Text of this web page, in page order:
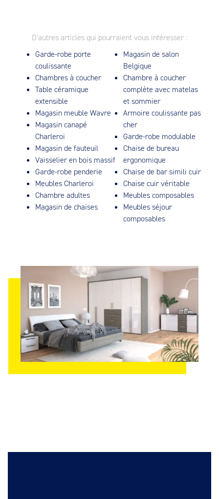
D’autres articles qui pourraient vous intéresser :
Garde-robe porte
coulissante
Chambres à coucher
Table céramique
extensible
Magasin meuble Wavre
Magasin canapé
Charleroi
Magasin de fauteuil
Vaisselier en bois massif
Garde-robe penderie
Meubles Charleroi
Chambre adultes
Magasin de chaises
Magasin de salon
Belgique
Chambre à coucher
complète avec matelas
et sommier
Armoire coulissante pas
cher
Garde-robe modulable
Chaise de bureau
ergonomique
Chaise de bar simili cuir
Chaise cuir véritable
Meubles composables
Meubles séjour
composables